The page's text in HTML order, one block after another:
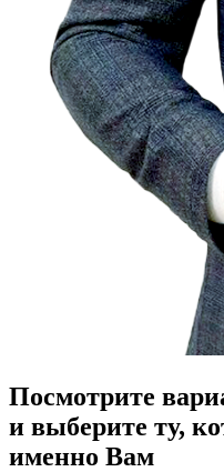
Посмотрите
и выберите ту,
именно Вам